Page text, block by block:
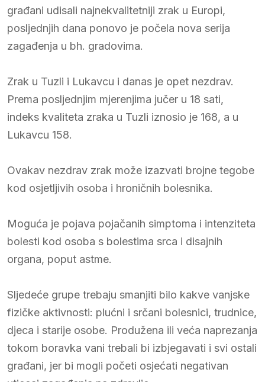
građani udisali najnekvalitetniji zrak u Europi,
posljednjih dana ponovo je počela nova serija
zagađenja u bh. gradovima.
Zrak u Tuzli i Lukavcu i danas je opet nezdrav.
Prema posljednjim mjerenjima jučer u 18 sati,
indeks kvaliteta zraka u Tuzli iznosio je 168, a u
Lukavcu 158.
Ovakav nezdrav zrak može izazvati brojne tegobe
kod osjetljivih osoba i hroničnih bolesnika.
Moguća je pojava pojačanih simptoma i intenziteta
bolesti kod osoba s bolestima srca i disajnih
organa, poput astme.
Sljedeće grupe trebaju smanjiti bilo kakve vanjske
fizičke aktivnosti: plućni i srčani bolesnici, trudnice,
djeca i starije osobe. Produžena ili veća naprezanja
tokom boravka vani trebali bi izbjegavati i svi ostali
građani, jer bi mogli početi osjećati negativan